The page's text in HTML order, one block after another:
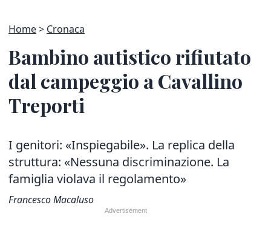
Home Cronaca
Bambino autistico rifiutato
dal campeggio a Cavallino
Treporti
I genitori: «Inspiegabile». La replica della
struttura: «Nessuna discriminazione. La
famiglia violava il regolamento»
Francesco Macaluso